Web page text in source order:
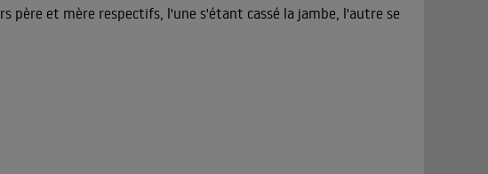
père et mère respectifs, l'une s'étant cassé la jambe, l'autre se